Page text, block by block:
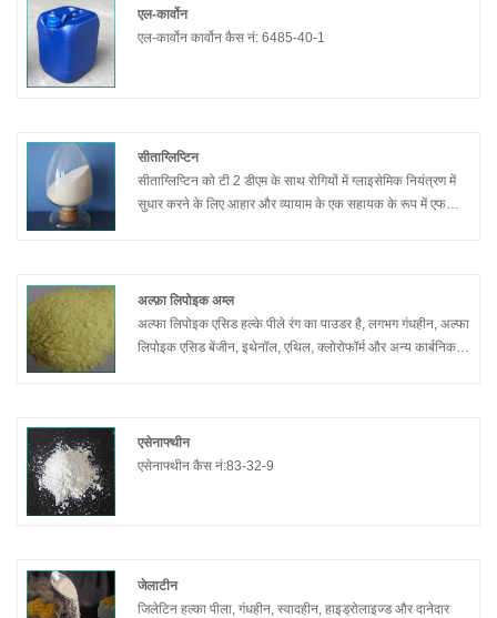
एल-कार्वोन
एल-कार्वोन कार्वोन कैस नं: 6485-40-1
सीताग्लिप्टिन
सीताग्लिप्टिन को टी 2 डीएम के साथ रोगियों में ग्लाइसेमिक नियंत्रण में
सुधार करने के लिए आहार और व्यायाम के एक सहायक के रूप में एफडीए
अल्फ़ा लिपोइक अम्ल
अल्फा लिपोइक एसिड हल्के पीले रंग का पाउडर है, लगभग गंधहीन, अल्फा
लिपोइक एसिड बेंजीन, इथेनॉल, एथिल, क्लोरोफॉर्म और अन्य कार्बनिक
अल्फा लिपोइक एसिड विटामिन के समान माइटोकॉन्ड्रिया में पाया जाने
वाला एक कोएंजाइम है, जो मुक्त कणों को समाप्त करता है जो त्वरित उम्र
एसेनाफ्थीन
एसेनाफ्थीन कैस नं:83-32-9
जेलाटीन
जिलेटिन हल्का पीला, गंधहीन, स्वादहीन, हाइड्रोलाइज्ड और दानेदार